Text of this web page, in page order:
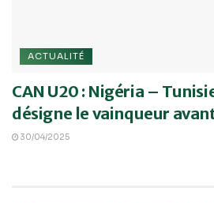
ACTUALITÉ
CAN U20 : Nigéria –
désigne le vainqueur
30/04/2025